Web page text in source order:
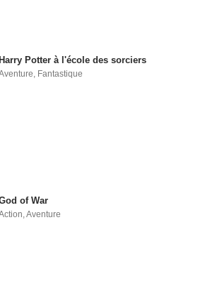
Harry Potter à l'école des sorciers
, Fantastique
of War
,Aventure